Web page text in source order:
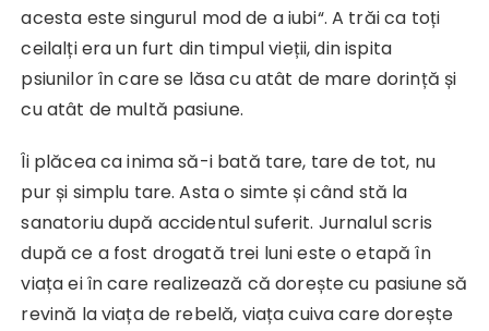
acesta este singurul mod de a iubi“. A trăi ca toți
ceilalți era un furt din timpul vieții, din ispita
psiunilor în care se lăsa cu atât de mare dorință și
cu atât de multă pasiune.
Îi plăcea ca inima să-i bată tare, tare de tot, nu
pur și simplu tare. Asta o simte și când stă la
sanatoriu după accidentul suferit. Jurnalul scris
după ce a fost drogată trei luni este o etapă în
viața ei în care realizează că dorește cu pasiune să
revină la viața de rebelă, viața cuiva care dorește